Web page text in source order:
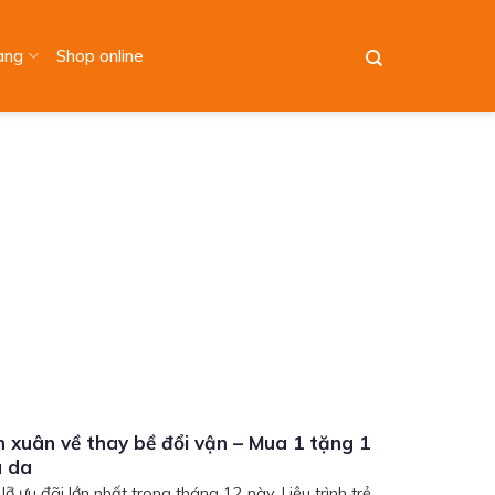
Shop online
xuân về thay bề đổi vận – Mua 1 tặng 1
da